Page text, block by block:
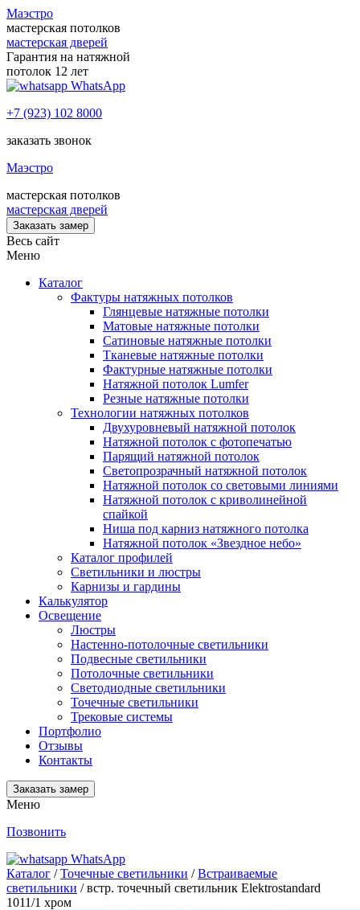
Маэстро
мастерская потолков
мастерская дверей
Гарантия на натяжной
потолок 12 лет
WhatsApp
+7 (923) 102 8000
заказать звонок
Маэстро
мастерская потолков
мастерская дверей
Заказать замер
Весь сайт
Меню
Каталог
Фактуры натяжных потолков
Глянцевые натяжные потолки
Матовые натяжные потолки
Сатиновые натяжные потолки
Тканевые натяжные потолки
Фактурные натяжные потолки
Натяжной потолок Lumfer
Резные натяжные потолки
Технологии натяжных потолков
Двухуровневый натяжной потолок
Натяжной потолок с фотопечатью
Парящий натяжной потолок
Светопрозрачный натяжной потолок
Натяжной потолок со световыми линиями
Натяжной потолок с криволинейной
спайкой
Ниша под карниз натяжного потолка
Натяжной потолок «Звездное небо»
Каталог профилей
Светильники и люстры
Карнизы и гардины
Калькулятор
Освещение
Люстры
Настенно-потолочные светильники
Подвесные светильники
Потолочные светильники
Светодиодные светильники
Точечные светильники
Трековые системы
Портфолио
Отзывы
Контакты
Заказать замер
Меню
Позвонить
WhatsApp
Каталог /Точечные светильники /Встраиваемые
светильники / встр. точечный светильник Elektrostandard
1011/1 хром